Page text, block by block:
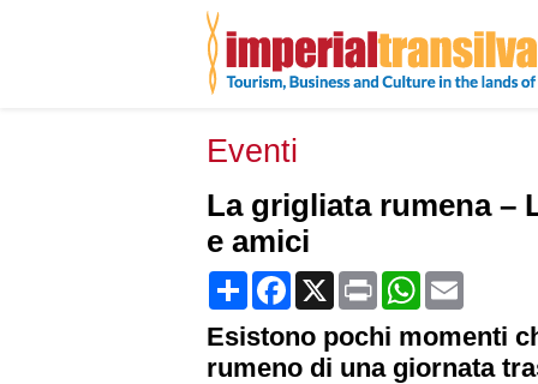
Eventi
La grigliata rumena –
e amici
ShareFacebook
X Print WhatsApp
Esistono pochi momenti
rumeno di una giornata